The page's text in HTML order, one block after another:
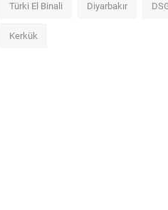
Türki El Binali Diyarbakır
Kerkük